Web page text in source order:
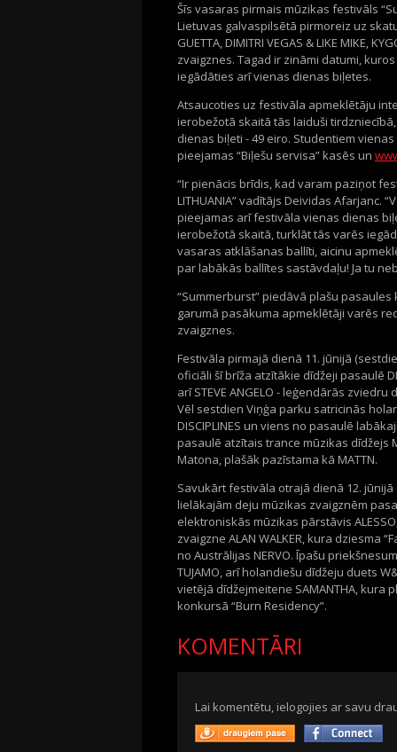
Šīs vasaras pirmais mūzikas festivāls
Lietuvas galvaspilsētā pirmoreiz uz
GUETTA, DIMITRI VEGAS & LIKE MIKE,
zvaigznes. Tagad ir zināmi datumi,
iegādāties arī vienas dienas biļetes.
Atsaucoties uz festivāla apmeklētāju
ierobežotā skaitā tās laiduši
dienas biļeti - 49 eiro. Studentiem
pieejamas “Biļešu servisa” kasēs un
“Ir pienācis brīdis, kad varam paziņot
LITHUANIA” vadītājs Deividas Afarjanc.
pieejamas arī festivāla vienas dienas
ierobežotā skaitā, turklāt tās varēs
vasaras atklāšanas ballīti, aicinu
par labākās ballītes sastāvdaļu! Ja tu
“Summerburst” piedāvā plašu
garumā pasākuma apmeklētāji varēs
zvaigznes.
Festivāla pirmajā dienā 11. jūnijā
oficiāli šī brīža atzītākie dīdžeji pasaulē
arī STEVE ANGELO - leģendārās
Vēl sestdien Viņģa parku satricinās
DISCIPLINES un viens no pasaulē
pasaulē atzītais trance mūzikas dīdžejs
Matona, plašāk pazīstama kā MATTN.
Savukārt festivāla otrajā dienā 12.
lielākajām deju mūzikas zvaigznēm
elektroniskās mūzikas pārstāvis
zvaigzne ALAN WALKER, kura dziesma
no Austrālijas NERVO. Īpašu
TUJAMO, arī holandiešu dīdžeju duets
vietējā dīdžejmeitene SAMANTHA,
konkursā “Burn Residency”.
KOMENTĀRI
Lai komentētu, ielogojies ar savu